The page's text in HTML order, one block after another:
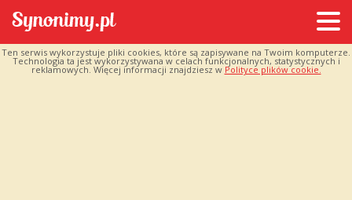
Ten serwis wykorzystuje pliki cookies, które są zapisywane na Twoim komputerze.
Technologia ta jest wykorzystywana w celach funkcjonalnych, statystycznych i
reklamowych. Więcej informacji znajdziesz w Polityce plików cookie.